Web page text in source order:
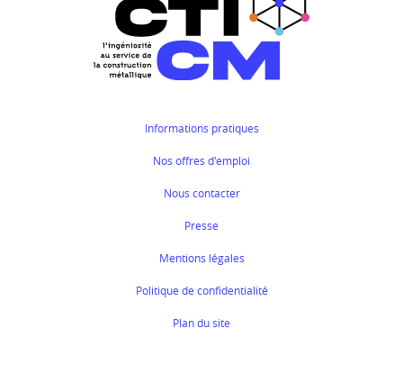
Informations pratiques
Nos offres d'emploi
Nous contacter
Presse
Mentions légales
Politique de confidentialité
Plan du site